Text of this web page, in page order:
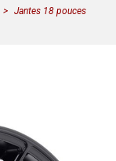
Jantes 18 pouces